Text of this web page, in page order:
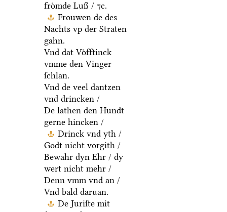
Dem bith vaken eine
froͤmde Luß / ⁊c.
Frouwen de des
Nachts vp der Straten
gahn.
Vnd dat Voͤfftinck
vmme den Vinger
ſchlan.
Vnd de veel dantzen
vnd drincken /
De lathen den Hundt
gerne hincken /
Drinck vnd yth /
Godt nicht vorgith /
Bewahr dyn Ehr / dy
wert nicht mehr /
Denn vmm vnd an /
Vnd bald daruan.